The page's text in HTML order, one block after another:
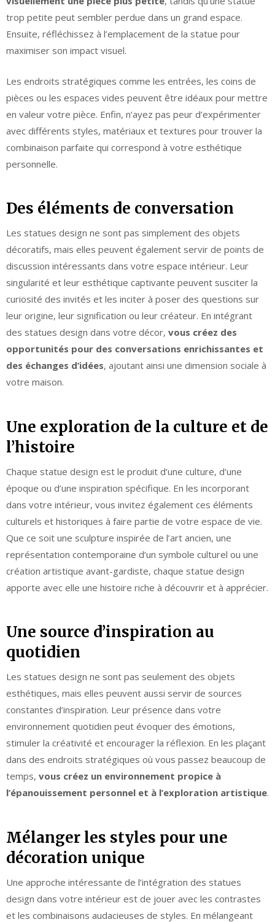
trop petite peut sembler perdue dans un grand espace.
Ensuite, réfléchissez à l’emplacement de la statue pour
maximiser son impact visuel.
Les endroits stratégiques comme les entrées, les coins de
pièces ou les espaces vides peuvent être idéaux pour mettre
en valeur votre pièce. Enfin, n’ayez pas peur d’expérimenter
avec différents styles, matériaux et textures pour trouver la
combinaison parfaite qui correspond à votre esthétique
personnelle.
Des éléments de conversation
Les statues design ne sont pas simplement des objets
décoratifs, mais elles peuvent également servir de points de
discussion intéressants dans votre espace intérieur. Leur
singularité et leur esthétique captivante peuvent susciter la
curiosité des invités et les inciter à poser des questions sur
leur origine, leur signification ou leur créateur. En intégrant
des statues design dans votre décor, vous créez des
opportunités pour des conversations enrichissantes et
des échanges d’idées, ajoutant ainsi une dimension sociale à
votre maison.
Une exploration de la culture et de
l’histoire
Chaque statue design est le produit d’une culture, d’une
époque ou d’une inspiration spécifique. En les incorporant
dans votre intérieur, vous invitez également ces éléments
culturels et historiques à faire partie de votre espace de vie.
Que ce soit une sculpture inspirée de l’art ancien, une
représentation contemporaine d’un symbole culturel ou une
création artistique avant-gardiste, chaque statue design
apporte avec elle une histoire riche à découvrir et à apprécier.
Une source d’inspiration au
quotidien
Les statues design ne sont pas seulement des objets
esthétiques, mais elles peuvent aussi servir de sources
constantes d’inspiration. Leur présence dans votre
environnement quotidien peut évoquer des émotions,
stimuler la créativité et encourager la réflexion. En les plaçant
dans des endroits stratégiques où vous passez beaucoup de
temps, vous créez un environnement propice à
l’épanouissement personnel et à l’exploration artistique.
Mélanger les styles pour une
décoration unique
Une approche intéressante de l’intégration des statues
design dans votre intérieur est de jouer avec les contrastes
et les combinaisons audacieuses de styles. En mélangeant